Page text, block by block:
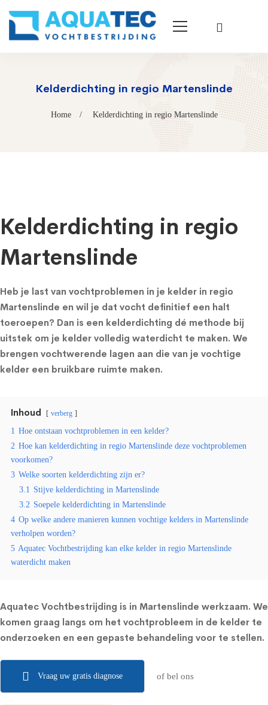
Kelderdichting in regio Martenslinde
Home Kelderdichting in regio Martenslinde
Kelderdichting in regio
Martenslinde
Heb je last van vochtproblemen in je kelder in regio
Martenslinde en wil je dat vocht definitief een halt
toeroepen? Dan is een kelderdichting dé methode bij
uitstek om je kelder volledig waterdicht te maken. We
brengen vochtwerende lagen aan die van je vochtige
kelder een bruikbare ruimte maken.
Inhoud verberg
1 Hoe ontstaan vochtproblemen in een kelder?
2 Hoe kan kelderdichting in regio Martenslinde deze vochtproblemen
voorkomen?
3 Welke soorten kelderdichting zijn er?
3.1 Stijve kelderdichting in Martenslinde
3.2 Soepele kelderdichting in Martenslinde
4 Op welke andere manieren kunnen vochtige kelders in Martenslinde
verholpen worden?
5 Aquatec Vochtbestrijding kan elke kelder in regio Martenslinde
waterdicht maken
Aquatec Vochtbestrijding is in Martenslinde werkzaam. We
komen graag langs om het vochtprobleem in de kelder te
onderzoeken en een gepaste behandeling voor te stellen.
Vraag uw gratis diagnose of bel ons